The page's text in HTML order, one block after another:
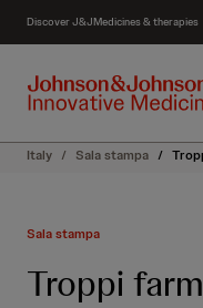
c
Discover J&JMedicines & therapies
Italy / Sala stampa /
Sala stampa
Troppi